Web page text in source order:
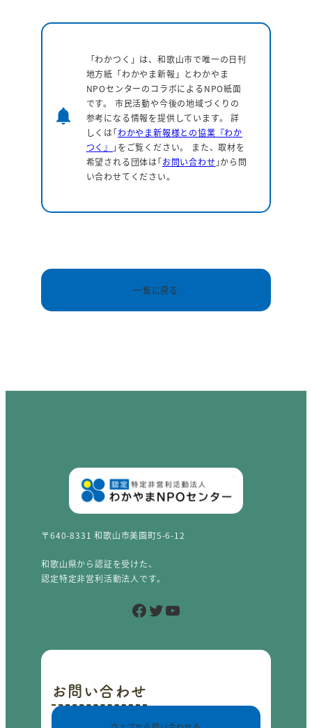
notifications
「わかつく」は、和歌山市で唯一の日刊
地方紙「わかやま新報」とわかやま
NPOセンターのコラボによるNPO紙面
です。 市民活動や今後の地域づくりの
参考になる情報を提供しています。詳
しくは｢わかやま新報様との協業『わか
つく』
｣をご覧ください。 また、取材を
希望される団体は｢お問い合わせ ｣から問
い合わせてください。
一覧に戻る
〒640-8331 和歌山市美園町5-6-12
和歌山県から認証を受けた、
認定特定非営利活動法人です。
Facebook Twitter YouTube
お問い合わせ